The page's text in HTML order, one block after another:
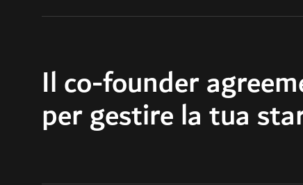
Il co-founder
per gestire la tua